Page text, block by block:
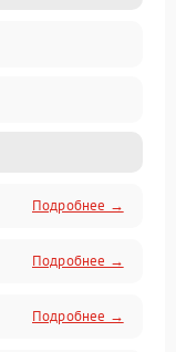
Подробнее →
Подробнее →
Подробнее →